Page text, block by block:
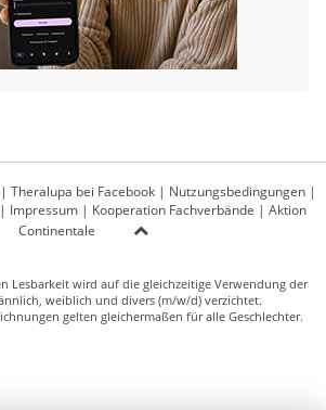
| Theralupa bei Facebook | Nutzungsbedingungen |
Impressum| Kooperation Fachverbände | Aktion
Continentale
Lesbarkeit wird auf die gleichzeitige Verwendung der
weiblich und divers (m/w/d) verzichtet.
gelten gleichermaßen für alle Geschlechter.